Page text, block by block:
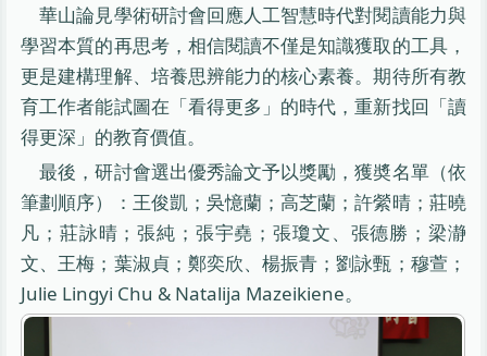
華山論見學術研討會回應人工智慧時代對閱讀能力與
學習本質的再思考，相信閱讀不僅是知識獲取的工具，
更是建構理解、培養思辨能力的核心素養。期待所有教
育工作者能試圖在「看得更多」的時代，重新找回「讀
得更深」的教育價值。
最後，研討會選出優秀論文予以獎勵，獲奬名單（依
筆劃順序）：王俊凱；吳憶蘭；高芝蘭；許縈晴；莊曉
凡；莊詠晴；張純；張宇堯；張瓊文、張德勝；梁瀞
文、王梅；葉淑貞；鄭奕欣、楊振青；劉詠甄；穆萱；
Julie Lingyi Chu & Natalija Mazeikiene。